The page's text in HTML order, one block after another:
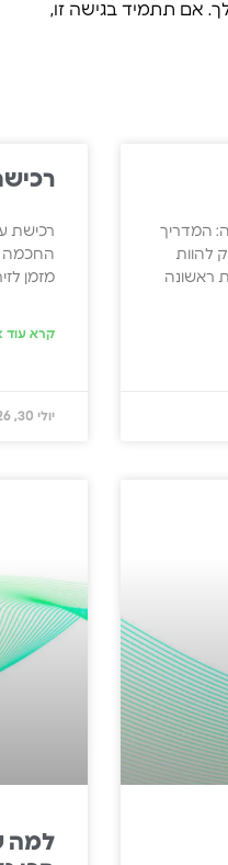
אם תתמיד בגישה זו,
המדריך
להוות
ראשונה
רכישת
החכמה
מזמן
קרא עוד
יולי 30, 2026
למה